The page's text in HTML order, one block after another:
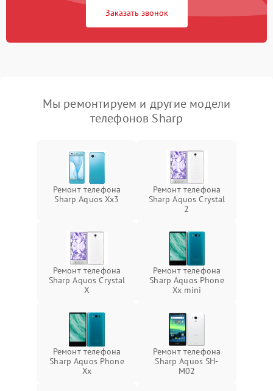
Заказать звонок
Мы ремонтируем и другие модели
телефонов Sharp
Ремонт телефона
Sharp Aquos Xx3
Ремонт телефона
Sharp Aquos Crystal
2
Ремонт телефона
Sharp Aquos Crystal
X
Ремонт телефона
Sharp Aquos Phone
Xx mini
Ремонт телефона
Sharp Aquos Phone
Xx
Ремонт телефона
Sharp Aquos SH-
M02